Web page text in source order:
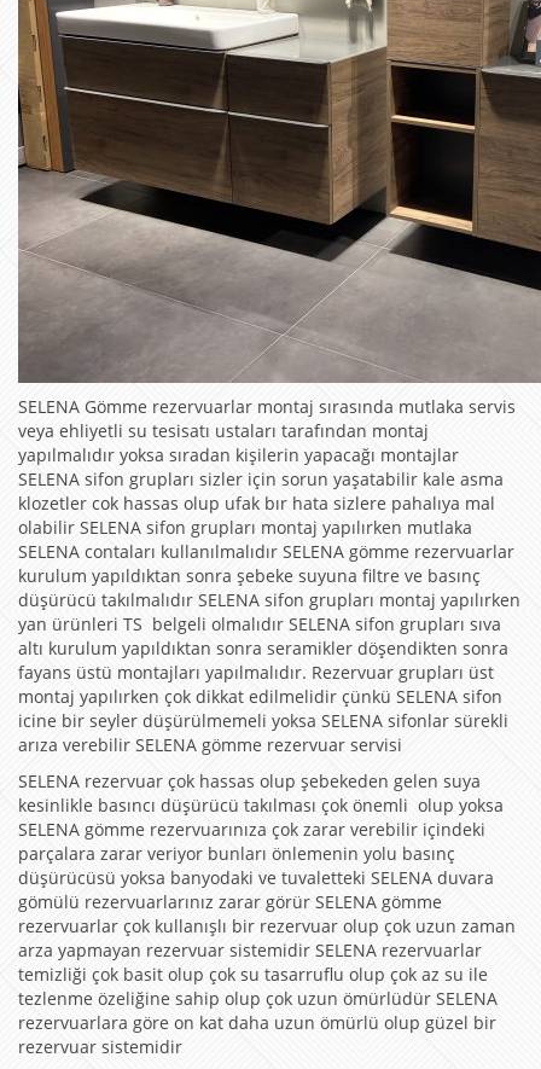
SELENA Gömme rezervuarlar montaj sırasında mutlaka servis
veya ehliyetli su tesisatı ustaları tarafından montaj
yapılmalıdır yoksa sıradan kişilerin yapacağı montajlar
SELENA sifon grupları sizler için sorun yaşatabilir kale asma
klozetler cok hassas olup ufak bır hata sizlere pahalıya mal
olabilir SELENA sifon grupları montaj yapılırken mutlaka
SELENA contaları kullanılmalıdır SELENA gömme rezervuarlar
kurulum yapıldıktan sonra şebeke suyuna filtre ve basınç
düşürücü takılmalıdır SELENA sifon grupları montaj yapılırken
yan ürünleri TS belgeli olmalıdır SELENA sifon grupları sıva
altı kurulum yapıldıktan sonra seramikler döşendikten sonra
fayans üstü montajları yapılmalıdır. Rezervuar grupları üst
montaj yapılırken çok dikkat edilmelidir çünkü SELENA sifon
icine bir seyler düşürülmemeli yoksa SELENA sifonlar sürekli
arıza verebilir SELENA gömme rezervuar servisi
SELENA rezervuar çok hassas olup şebekeden gelen suya
kesinlikle basıncı düşürücü takılması çok önemli olup yoksa
SELENA gömme rezervuarınıza çok zarar verebilir içindeki
parçalara zarar veriyor bunları önlemenin yolu basınç
düşürücüsü yoksa banyodaki ve tuvaletteki SELENA duvara
gömülü rezervuarlarınız zarar görür SELENA gömme
rezervuarlar çok kullanışlı bir rezervuar olup çok uzun zaman
arza yapmayan rezervuar sistemidir SELENA rezervuarlar
temizliği çok basit olup çok su tasarruflu olup çok az su ile
tezlenme özeliğine sahip olup çok uzun ömürlüdür SELENA
rezervuarlara göre on kat daha uzun ömürlü olup güzel bir
rezervuar sistemidir